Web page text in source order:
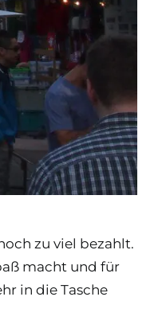
zu viel bezahlt.
macht und für
in die Tasche